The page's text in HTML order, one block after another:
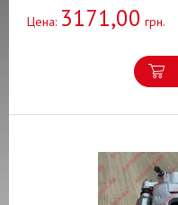
Цена: 3171,00 грн.